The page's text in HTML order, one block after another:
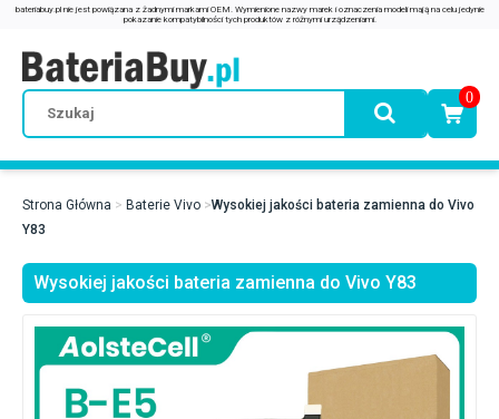
0
Strona Główna Baterie Vivo
Wysokiej jakości bateria zamienna do Vivo
Y83
Wysokiej jakości bateria zamienna do Vivo Y83